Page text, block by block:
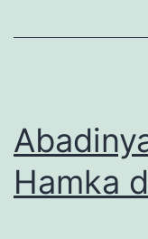
Hamka